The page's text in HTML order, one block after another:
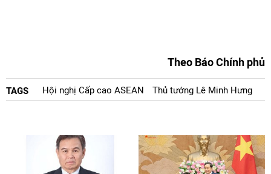
Theo Báo Chính phủ
TAGS Hội nghị Cấp cao ASEAN Thủ tướng Lê Minh Hưng